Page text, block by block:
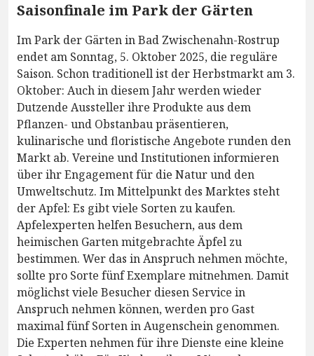
Saisonfinale im Park der Gärten
Im Park der Gärten in Bad Zwischenahn-Rostrup
endet am Sonntag, 5. Oktober 2025, die reguläre
Saison. Schon traditionell ist der Herbstmarkt am 3.
Oktober: Auch in diesem Jahr werden wieder
Dutzende Aussteller ihre Produkte aus dem
Pflanzen- und Obstanbau präsentieren,
kulinarische und floristische Angebote runden den
Markt ab. Vereine und Institutionen informieren
über ihr Engagement für die Natur und den
Umweltschutz. Im Mittelpunkt des Marktes steht
der Apfel: Es gibt viele Sorten zu kaufen.
Apfelexperten helfen Besuchern, aus dem
heimischen Garten mitgebrachte Äpfel zu
bestimmen. Wer das in Anspruch nehmen möchte,
sollte pro Sorte fünf Exemplare mitnehmen. Damit
möglichst viele Besucher diesen Service in
Anspruch nehmen können, werden pro Gast
maximal fünf Sorten in Augenschein genommen.
Die Experten nehmen für ihre Dienste eine kleine